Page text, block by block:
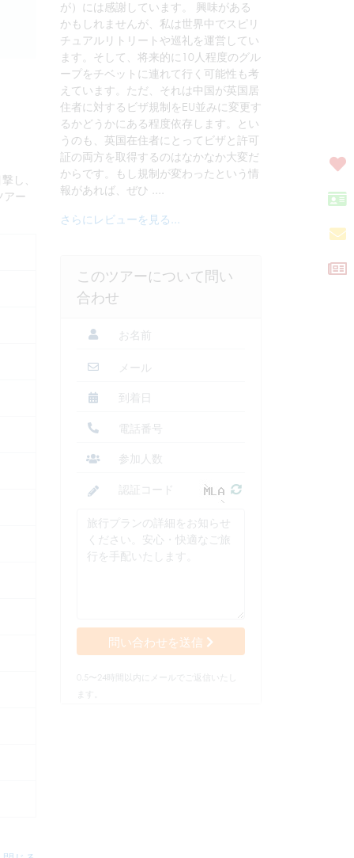
し、
アー
が）には感謝しています。 興味がある
かもしれませんが、私は世界中でスピリ
チュアルリトリートや巡礼を運営してい
ます。そして、将来的に10人程度のグル
ープをチベットに連れて行く可能性も考
えています。ただ、それは中国が英国居
住者に対するビザ規制をEU並みに変更す
るかどうかにある程度依存します。とい
うのも、英国在住者にとってビザと許可
証の両方を取得するのはなかなか大変だ
からです。もし規制が変わったという情
報があれば、ぜひ ....
さらにレビューを見る...
このツアーについて問い
合わせ
問い合わせを送信
0.5〜24時間以内にメールでご返信いたし
ます。